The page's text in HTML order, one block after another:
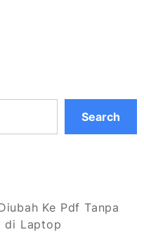
Search
Ke Pdf Tanpa
di Laptop